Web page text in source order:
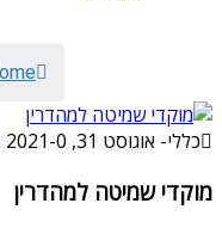
כללי- אוגוסט 31, 2021 -0 תגובות
מוקדי שמיטה למהדרין